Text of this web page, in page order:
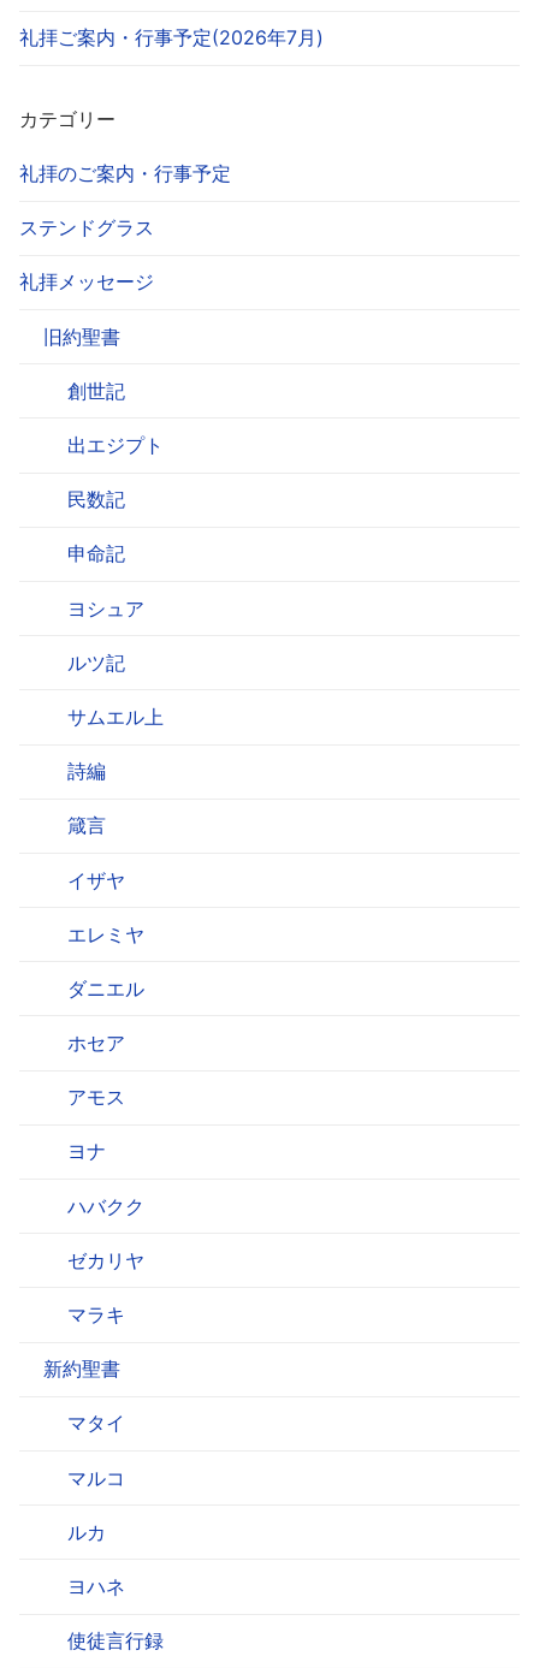
礼拝ご案内・行事予定(2026年7月)
カテゴリー
礼拝のご案内・行事予定
ステンドグラス
礼拝メッセージ
旧約聖書
創世記
出エジプト
民数記
申命記
ヨシュア
ルツ記
サムエル上
詩編
箴言
イザヤ
エレミヤ
ダニエル
ホセア
アモス
ヨナ
ハバクク
ゼカリヤ
マラキ
新約聖書
マタイ
マルコ
ルカ
ヨハネ
使徒言行録